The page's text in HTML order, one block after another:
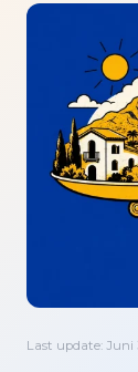
Last update: Juni